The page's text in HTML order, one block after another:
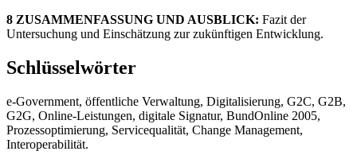
8 ZUSAMMENFASSUNG UND AUSBLICK: Fazit der
Untersuchung und Einschätzung zur zukünftigen Entwicklung.
Schlüsselwörter
e-Government, öffentliche Verwaltung, Digitalisierung, G2C, G2B,
G2G, Online-Leistungen, digitale Signatur, BundOnline 2005,
Prozessoptimierung, Servicequalität, Change Management,
Interoperabilität.